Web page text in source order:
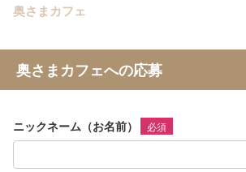
奥さまカフェ
奥さまカフェへの応募
ニックネーム（お名前） 必須